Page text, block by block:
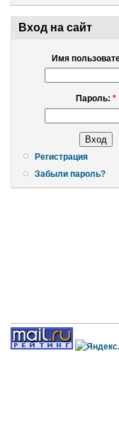
Вход на сайт
Имя
Пароль: *
Регистрация
Забыли пароль?